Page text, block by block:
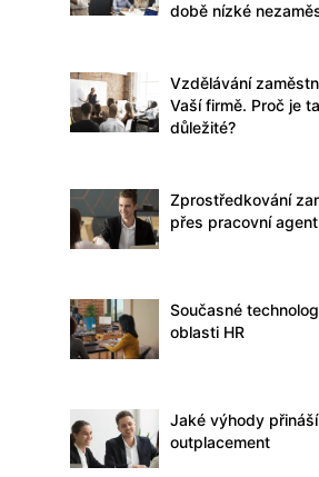
době nízké
Vzdělávání
Vaší firmě. Proč je
důležité?
Zprostředkování
přes pracovní
Současné
oblasti HR
Jaké výhody přináší
outplacement